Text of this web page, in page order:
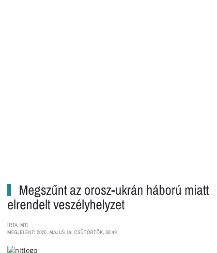
Megszűnt az orosz-ukrán háború miatt
elrendelt veszélyhelyzet
ÍRTA: MTI
MEGJELENT: 2026. MÁJUS 14. CSÜTÖRTÖK, 06:49